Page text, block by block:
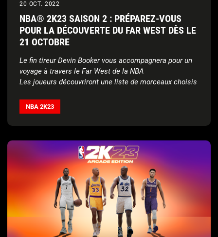
20 OCT. 2022
NBA® 2K23 SAISON 2 : PRÉPAREZ-VOUS
POUR LA DÉCOUVERTE DU FAR WEST DÈS LE
21 OCTOBRE
Le fin tireur Devin Booker vous accompagnera pour un
voyage à travers le Far West de la NBA
Les joueurs découvriront une liste de morceaux choisis
version DREAMER ; les débuts en exclusivité dans le
jeu de nouveaux titres créés par les meilleurs artistes,
des vêtements Dreamville, des événements
NBA 2K23